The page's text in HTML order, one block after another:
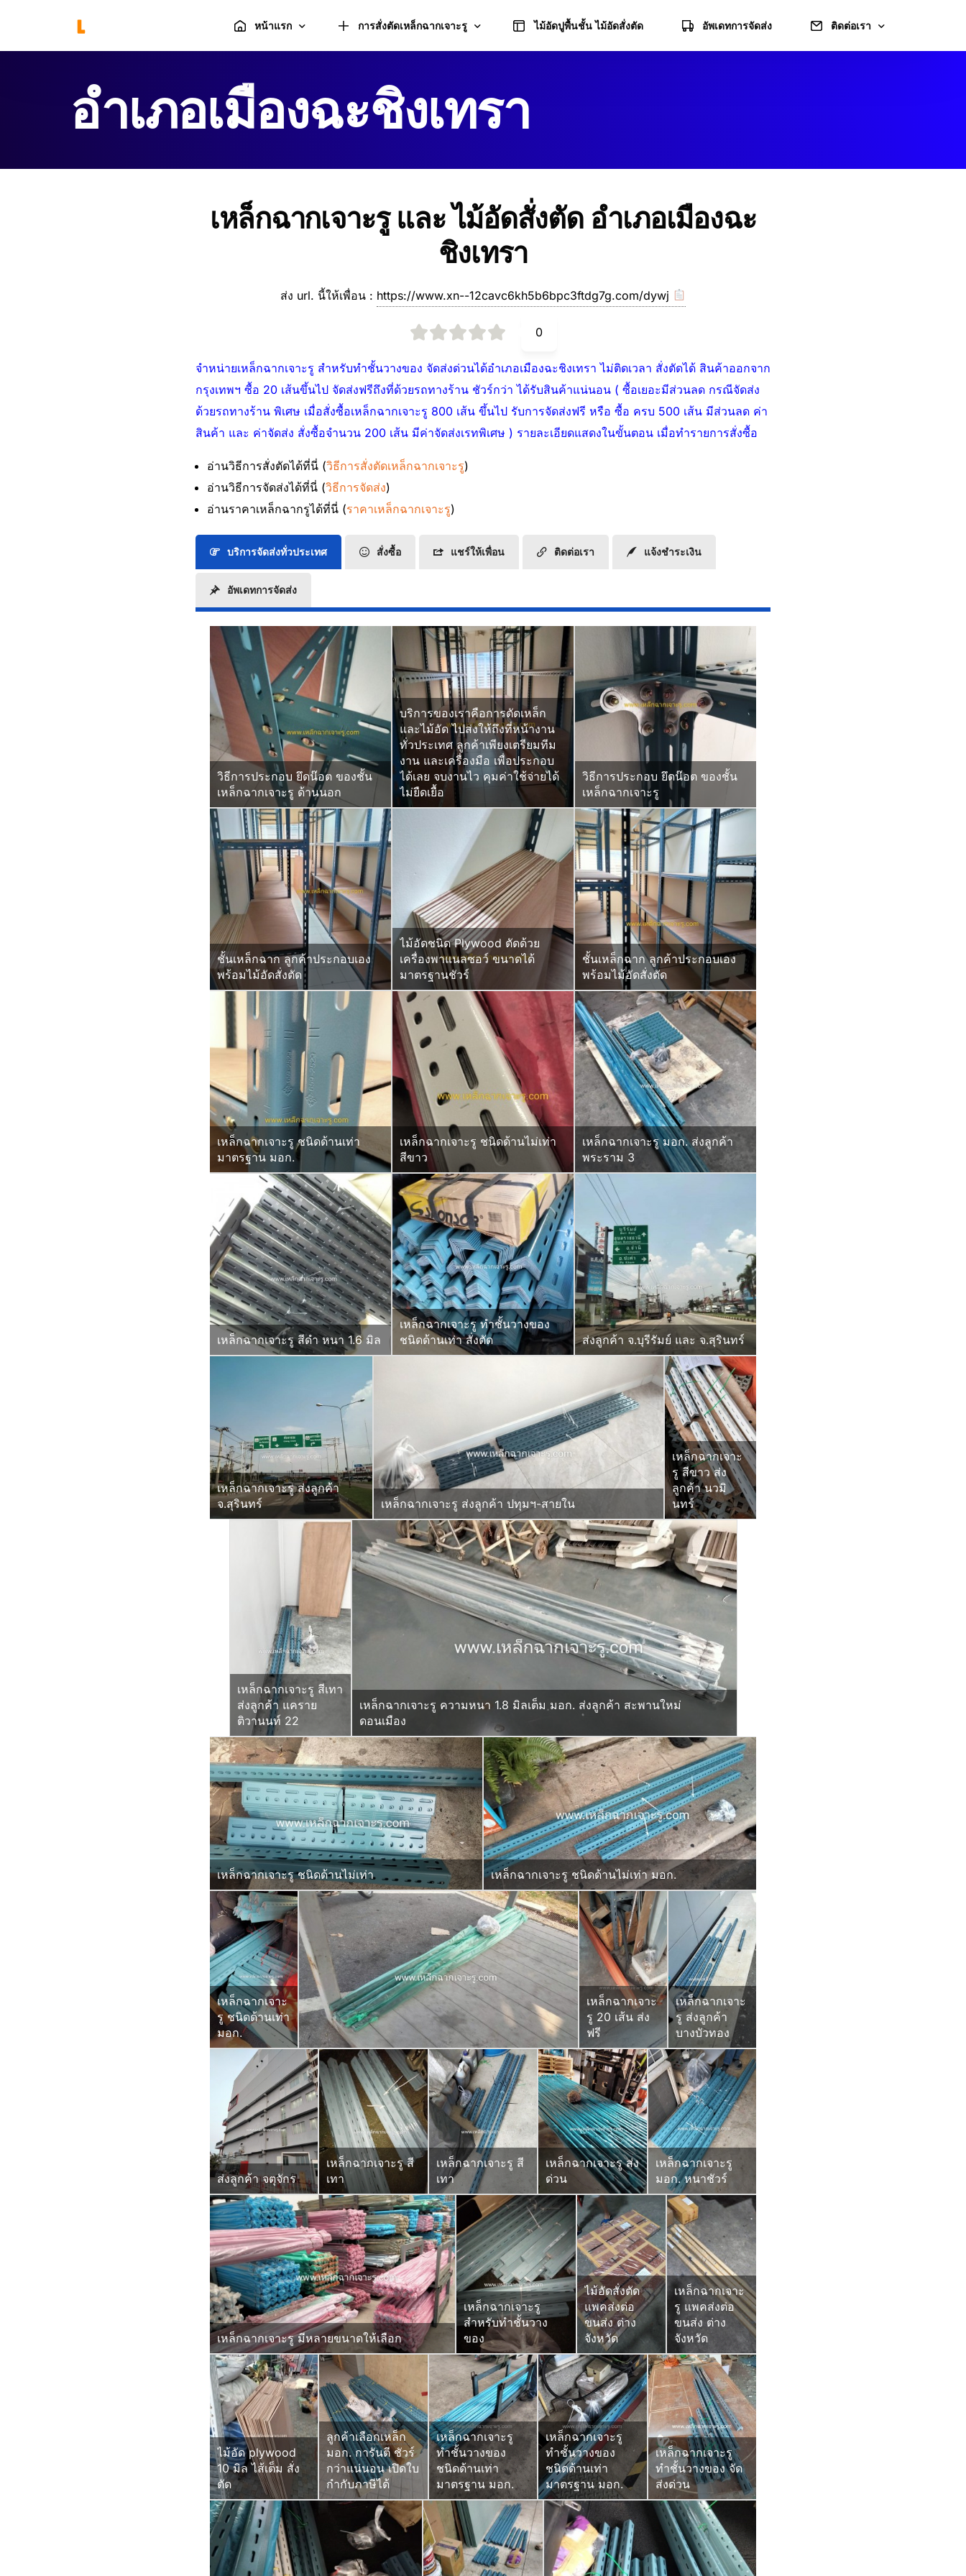
หน้าแรก
ตะกร้าสินค้า
เหล็กฉากเจาะรู ชนิดด้านไม่เท่า และอุปกรณ์
การสั่งตัดเหล็กฉากเจาะรู
คำนวณการตัดเหล็กฉากเจาะรู
ไม้อัดปูพื้นชั้น ไม้อัดสั่งตัด อัพเดทการจัดส่ง ติดต่อเรา
อำเภอเมืองฉะชิงเทรา
เหล็กฉากเจาะรู และ ไม้อัดสั่งตัด อำเภอเมืองฉะ
ชิงเทรา
ส่ง url. นี้ให้เพื่อน : https://www.xn--12cavc6kh5b6bpc3ftdg7g.com/dywj
0
จำหน่ายเหล็กฉากเจาะรู สำหรับทำชั้นวางของ จัดส่งด่วนได้อำเภอเมืองฉะชิงเทรา ไม่ติดเวลา สั่งตัดได้ สินค้าออกจาก
กรุงเทพฯ ซื้อ 20 เส้นขึ้นไป จัดส่งฟรีถึงที่ด้วยรถทางร้าน ชัวร์กว่า ได้รับสินค้าแน่นอน ( ซื้อเยอะมีส่วนลด กรณีจัดส่ง
ด้วยรถทางร้าน พิเศษ เมื่อสั่งซื้อเหล็กฉากเจาะรู 800 เส้น ขึ้นไป รับการจัดส่งฟรี หรือ ซื้อ ครบ 500 เส้น มีส่วนลด ค่า
สินค้า และ ค่าจัดส่ง สั่งซื้อจำนวน 200 เส้น มีค่าจัดส่งเรทพิเศษ ) รายละเอียดแสดงในขั้นตอน เมื่อทำรายการสั่งซื้อ
อ่านวิธีการสั่งตัดได้ที่นี่ (วิธีการสั่งตัดเหล็กฉากเจาะรู)
อ่านวิธีการจัดส่งได้ที่นี่ (วิธีการจัดส่ง)
อ่านราคาเหล็กฉากรูได้ที่นี่ (ราคาเหล็กฉากเจาะรู)
บริการจัดส่งทั่วประเทศ สั่งซื้อ แชร์ให้เพื่อน ติดต่อเรา แจ้งชำระเงิน
อัพเดทการจัดส่ง
วิธีการประกอบ ยึดน๊อต ของชั้น
เหล็กฉากเจาะรู ด้านนอก
บริการของเราคือการตัดเหล็ก
และไม้อัด ไปส่งให้ถึงที่หน้างาน
ทั่วประเทศ ลูกค้าเพียงเตรียมทีม
งาน และเครื่องมือ เพื่อประกอบ
ได้เลย จบงานไว คุมค่าใช้จ่ายได้
ไม่ยืดเยื้อ
วิธีการประกอบ ยึดน๊อต ของชั้น
เหล็กฉากเจาะรู
ชั้นเหล็กฉาก ลูกค้าประกอบเอง
พร้อมไม้อัดสั่งตัด
ไม้อัดชนิด Plywood ตัดด้วย
เครื่องพาแนลซอว์ ขนาดได้
มาตรฐานชัวร์
ชั้นเหล็กฉาก ลูกค้าประกอบเอง
พร้อมไม้อัดสั่งตัด
เหล็กฉากเจาะรู ชนิดด้านเท่า
มาตรฐาน มอก.
เหล็กฉากเจาะรู ชนิดด้านไม่เท่า
สีขาว
เหล็กฉากเจาะรู มอก. ส่งลูกค้า
พระราม 3
เหล็กฉากเจาะรู สีดำ หนา 1.6 มิล
เหล็กฉากเจาะรู ทำชั้นวางของ
ชนิดด้านเท่า สั่งตัด
ส่งลูกค้า จ.บุรีรัมย์ และ จ.สุรินทร์
เหล็กฉากเจาะรู ส่งลูกค้า
จ.สุรินทร์
เหล็กฉากเจาะรู ส่งลูกค้า ปทุมฯ-สายใน
เหล็กฉากเจาะ
รู สีขาว ส่ง
ลูกค้า นวมิ
นทร์
เหล็กฉากเจาะรู สีเทา
ส่งลูกค้า แคราย
ติวานนท์ 22
เหล็กฉากเจาะรู ความหนา 1.8 มิลเต็ม มอก. ส่งลูกค้า สะพานใหม่
ดอนเมือง
เหล็กฉากเจาะรู ชนิดด้านไม่เท่า เหล็กฉากเจาะรู ชนิดด้านไม่เท่า มอก.
เหล็กฉากเจาะ
รู ชนิดด้านเท่า
มอก.
เหล็กฉากเจาะ
รู 20 เส้น ส่ง
ฟรี
เหล็กฉากเจาะ
รู ส่งลูกค้า
บางบัวทอง
ส่งลูกค้า จตุจักร
เหล็กฉากเจาะรู สี
เทา
เหล็กฉากเจาะรู สี
เทา
เหล็กฉากเจาะรู ส่ง
ด่วน
เหล็กฉากเจาะรู
มอก. หนาชัวร์
เหล็กฉากเจาะรู มีหลายขนาดให้เลือก
เหล็กฉากเจาะรู
สำหรับทำชั้นวาง
ของ
ไม้อัดสั่งตัด
แพคส่งต่อ
ขนส่ง ต่าง
จังหวัด
เหล็กฉากเจาะ
รู แพคส่งต่อ
ขนส่ง ต่าง
จังหวัด
ไม้อัด plywood
10 มิล ไส้เต็ม สั่ง
ตัด
ลูกค้าเลือกเหล็ก
มอก. การันตี ชัวร์
กว่าแน่นอน เปิดใบ
กำกับภาษีได้
เหล็กฉากเจาะรู
ทำชั้นวางของ
ชนิดด้านเท่า
มาตรฐาน มอก.
เหล็กฉากเจาะรู
ทำชั้นวางของ
ชนิดด้านเท่า
มาตรฐาน มอก.
เหล็กฉากเจาะรู
ทำชั้นวางของ จัด
ส่งด่วน